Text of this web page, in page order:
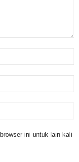
ini untuk lain kali